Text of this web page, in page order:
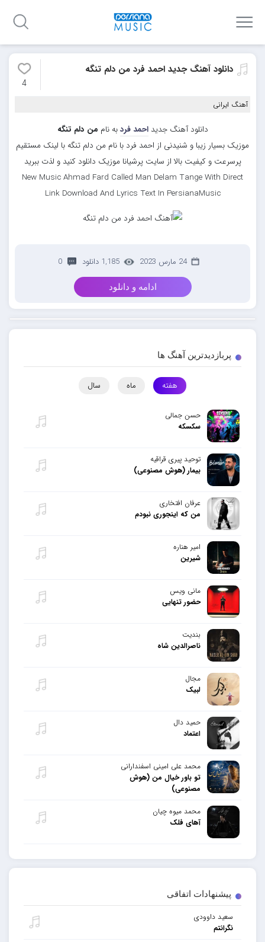
پیشنهادات اتفاقی
سعید داوودی
نگرانتم
دانلود آهنگ جدید احمد فرد من دلم تنگه
4
آهنگ ایرانی
دانلود آهنگ جدیداحمد فردبه نام من دلم تنگه
موزیک بسیار زیبا و شنیدنی از احمد فرد با نام من دلم تنگه با لینک مستقیم
پرسرعت و کیفیت بالا از سایت پرشیانا موزیک دانلود کنید و لذت ببرید
New Music Ahmad Fard Called Man Delam Tange With Direct
Link Download And Lyrics Text In PersianaMusic
24 مارس 2023 1,185 دانلود 0
ادامه و دانلود
پربازدیدترین آهنگ ها
هفته ماه سال
حسن جمالی
سکسکه
توحید پیری قراقیه
بیمار (هوش مصنوعی)
عرفان افتخاری
من که اینجوری نبودم
امیر هناره
شیرین
مانی ویس
حضور تنهایی
بندیت
ناصرالدین شاه
مجال
لبیک
حمید دال
اعتماد
محمد علی امینی اسفندارانی
تو باور خیال من (هوش
مصنوعی)
محمد میوه چیان
آهای فلک